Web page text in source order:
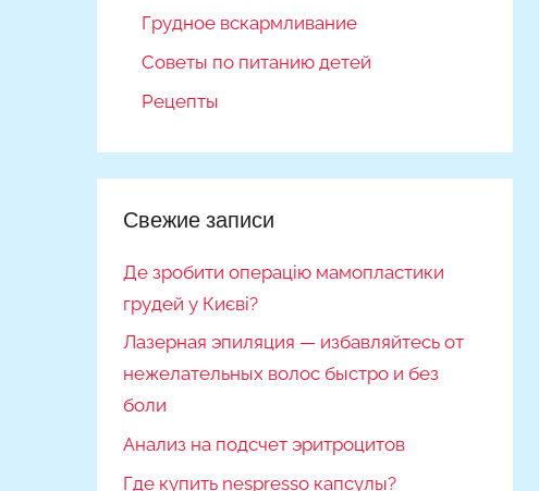
Грудное вскармливание
Советы по питанию детей
Рецепты
Свежие записи
Де зробити операцію мамопластики
грудей у Києві?
Лазерная эпиляция — избавляйтесь от
нежелательных волос быстро и без
боли
Анализ на подсчет эритроцитов
Где купить nespresso капсулы?